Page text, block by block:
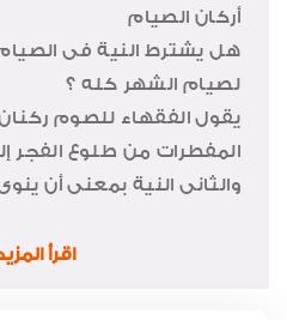
أركان الصيام
هل يشترط النية فى
لصيام الشهر كله ؟
يقول الفقهاء للصوم
المفطرات من طلوع الفجر
والثانى النية بمعنى أن
اقرأ